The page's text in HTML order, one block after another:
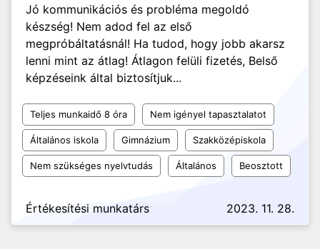
Jó kommunikációs és probléma megoldó
készség! Nem adod fel az első
megpróbáltatásnál! Ha tudod, hogy jobb akarsz
lenni mint az átlag! Átlagon felüli fizetés, Belső
képzéseink által biztosítjuk...
Teljes munkaidő 8 óra Nem igényel tapasztalatot
Általános iskola Gimnázium Szakközépiskola
Nem szükséges nyelvtudás Általános Beosztott
Értékesítési munkatárs 2023. 11. 28.